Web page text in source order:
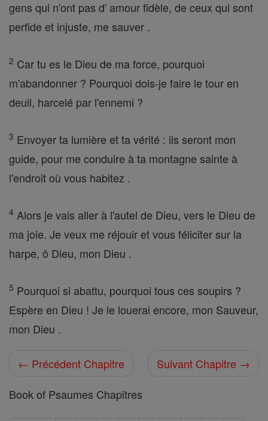
gens qui n'ont pas d' amour fidèle, de ceux qui sont
perfide et injuste, me sauver .
2 Car tu es le Dieu de ma force, pourquoi
m'abandonner ? Pourquoi dois-je faire le tour en
deuil, harcelé par l'ennemi ?
3 Envoyer ta lumière et ta vérité : ils seront mon
guide, pour me conduire à ta montagne sainte à
l'endroit où vous habitez .
4 Alors je vais aller à l'autel de Dieu, vers le Dieu de
ma joie. Je veux me réjouir et vous féliciter sur la
harpe, ô Dieu, mon Dieu .
5 Pourquoi si abattu, pourquoi tous ces soupirs ?
Espère en Dieu ! Je le louerai encore, mon Sauveur,
mon Dieu .
← Précédent Chapitre
Suivant Chapitre →
Book of Psaumes Chapitres